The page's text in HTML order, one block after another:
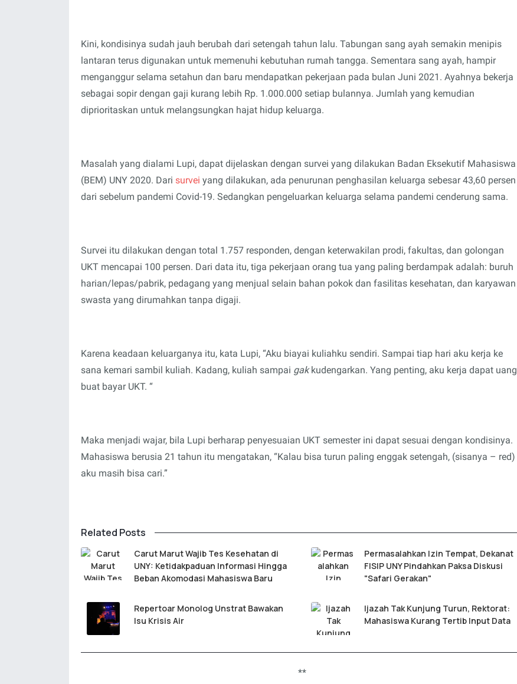
Kini, kondisinya sudah jauh berubah dari setengah tahun lalu. Tabungan sang ayah semakin menipis
lantaran terus digunakan untuk memenuhi kebutuhan rumah tangga. Sementara sang ayah, hampir
menganggur selama setahun dan baru mendapatkan pekerjaan pada bulan Juni 2021. Ayahnya bekerja
sebagai sopir dengan gaji kurang lebih Rp. 1.000.000 setiap bulannya. Jumlah yang kemudian
diprioritaskan untuk melangsungkan hajat hidup keluarga.
Masalah yang dialami Lupi, dapat dijelaskan dengan survei yang dilakukan Badan Eksekutif Mahasiswa
(BEM) UNY 2020. Dari survei yang dilakukan, ada penurunan penghasilan keluarga sebesar 43,60 persen
dari sebelum pandemi Covid-19. Sedangkan pengeluarkan keluarga selama pandemi cenderung sama.
Survei itu dilakukan dengan total 1.757 responden, dengan keterwakilan prodi, fakultas, dan golongan
UKT mencapai 100 persen. Dari data itu, tiga pekerjaan orang tua yang paling berdampak adalah: buruh
harian/lepas/pabrik, pedagang yang menjual selain bahan pokok dan fasilitas kesehatan, dan karyawan
swasta yang dirumahkan tanpa digaji.
Karena keadaan keluarganya itu, kata Lupi, “Aku biayai kuliahku sendiri. Sampai tiap hari aku kerja ke
sana kemari sambil kuliah. Kadang, kuliah sampai gakkudengarkan. Yang penting, aku kerja dapat uang
buat bayar UKT. “
Maka menjadi wajar, bila Lupi berharap penyesuaian UKT semester ini dapat sesuai dengan kondisinya.
Mahasiswa berusia 21 tahun itu mengatakan, “Kalau bisa turun paling enggak setengah, (sisanya – red)
aku masih bisa cari.”
Related Posts
Carut Marut Wajib Tes Kesehatan di
UNY: Ketidakpaduan Informasi Hingga
Beban Akomodasi Mahasiswa Baru
Permasalahkan Izin Tempat, Dekanat
FISIP UNY Pindahkan Paksa Diskusi
"Safari Gerakan"
Repertoar Monolog Unstrat Bawakan
Isu Krisis Air
Ijazah Tak Kunjung Turun, Rektorat:
Mahasiswa Kurang Tertib Input Data
**